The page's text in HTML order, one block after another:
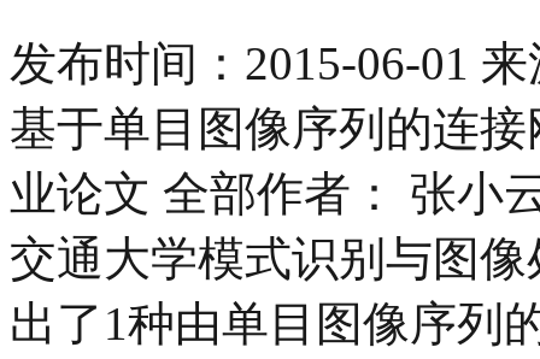
发布时间： 2015-06-01 来
基于单目图像序列的连
业论文 全部作者： 张小
交通大学模式识别与图
出了1种由单目图像序列